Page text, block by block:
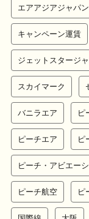
エアアジアジャパン
キャンペーン運賃
ジェットスタージ
スカイマーク
バニラエア ピ
ピーチエア ピ
ピーチ・アビエー
ピーチ航空 ピ